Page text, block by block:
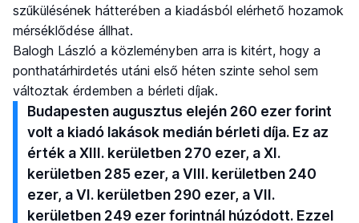
szűkülésének hátterében a kiadásból elérhető hozamok
mérséklődése állhat.
Balogh László a közleményben arra is kitért, hogy a
ponthatárhirdetés utáni első héten szinte sehol sem
változtak érdemben a bérleti díjak.
Budapesten augusztus elején 260 ezer forint
volt a kiadó lakások medián bérleti díja. Ez az
érték a XIII. kerületben 270 ezer, a XI.
kerületben 285 ezer, a VIII. kerületben 240
ezer, a VI. kerületben 290 ezer, a VII.
kerületben 249 ezer forintnál húzódott. Ezzel